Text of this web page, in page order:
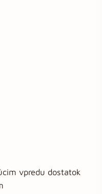
vpredu dostatok